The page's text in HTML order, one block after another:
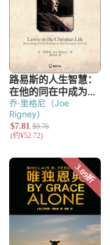
乔·里格尼（Joe
Rigney）